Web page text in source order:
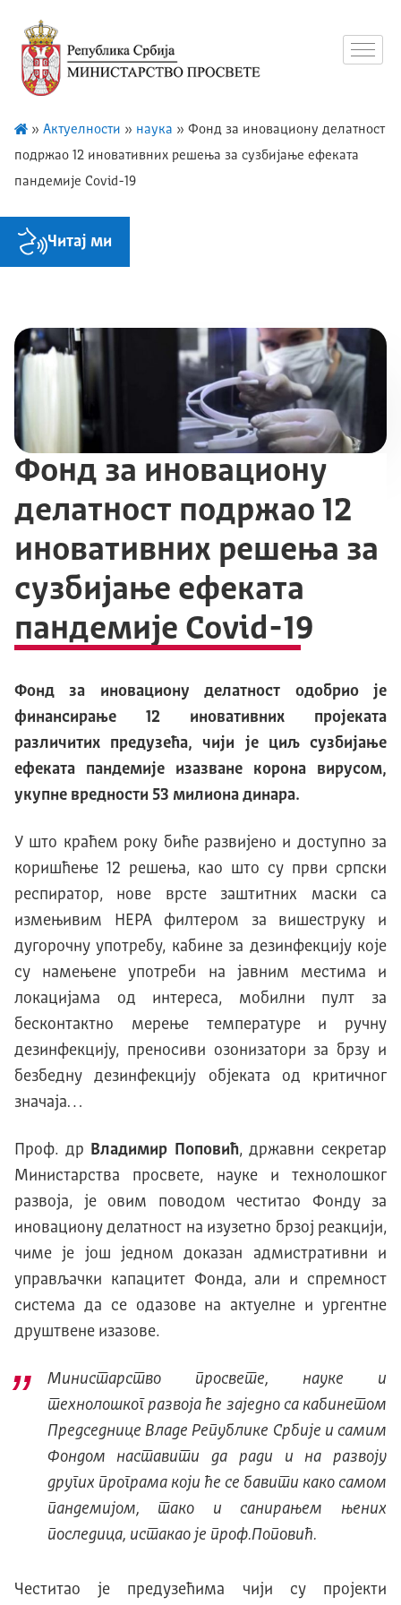
» Актуелности » наука » Фонд за иновациону делатност
подржао 12 иновативних решења за сузбијање ефеката
пандемије Covid-19
Читај ми
Фонд за иновациону
делатност подржао 12
иновативних решења за
сузбијање ефеката
пандемије Covid-19
Фонд за иновациону делатност одобрио је
финансирање 12 иновативних пројеката
различитих предузећа, чији је циљ сузбијање
ефеката пандемије изазване корона вирусом,
укупне вредности 53 милиона динара.
У што краћем року биће развијено и доступно за
коришћење 12 решења, као што су први српски
респиратор, нове врсте заштитних маски са
измењивим HEPA филтером за вишеструку и
дугорочну употребу, кабине за дезинфекцију које
су намењене употреби на јавним местима и
локацијама од интереса, мобилни пулт за
бесконтактно мерење температуре и ручну
дезинфекцију, преносиви озонизатори за брзу и
безбедну дезинфекцију објеката од критичног
значаја…
Проф. др Владимир Поповић, државни секретар
Министарства просвете, науке и технолошког
развоја, је овим поводом честитао Фонду за
иновациону делатност на изузетно брзој реакцији,
чиме је још једном доказан адмистративни и
управљачки капацитет Фонда, али и спремност
система да се одазове на актуелне и ургентне
друштвене изазове.
Министарство просвете, науке и
технолошког развоја ће заједно са кабинетом
Председнице Владе Републике Србије и самим
Фондом наставити да ради и на развоју
других програма који ће се бавити како самом
пандемијом, тако и санирањем њених
последица, истакао је проф.Поповић.
Честитао је предузећима чији су пројекти